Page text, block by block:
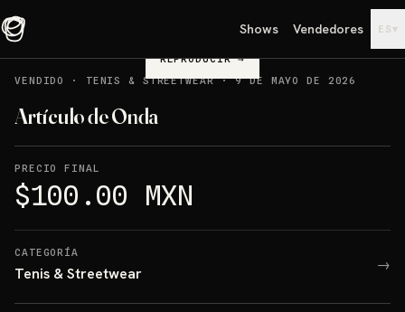
Shows Vendedores ES ▾
REPRODUCIR→
VENDIDO
· TENIS & STREETWEAR·9 DE MAYO DE 2026
Artículo de Onda
PRECIO FINAL
$100.00 MXN
CATEGORÍA
Tenis & Streetwear →